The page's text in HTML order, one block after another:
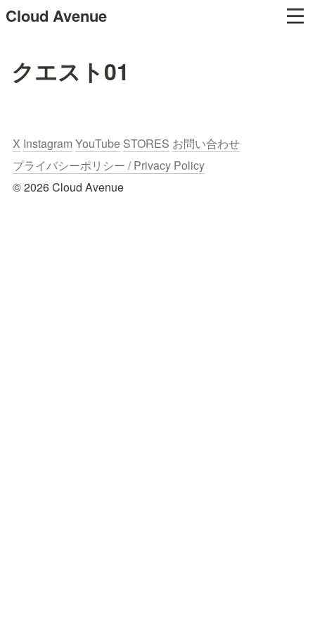
Cloud Avenue
クエスト01
X Instagram YouTube STORES お問い合わせ
プライバシーポリシー / Privacy Policy
© 2026 Cloud Avenue